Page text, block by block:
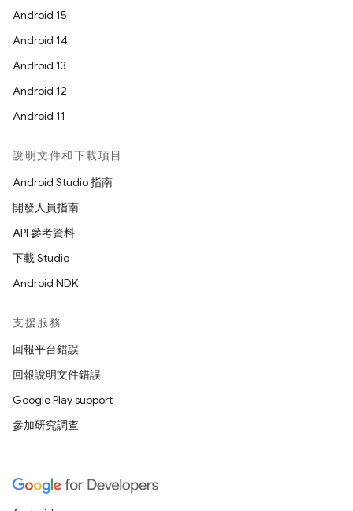
Android 15
Android 14
Android 13
Android 12
Android 11
說明文件和下載項目
Android Studio 指南
開發人員指南
API 參考資料
下載 Studio
Android NDK
支援服務
回報平台錯誤
回報說明文件錯誤
Google Play support
參加研究調查